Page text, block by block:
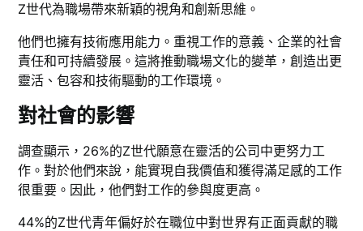
Z世代為職場帶來新穎的視角和創新思維。
他們也擁有技術應用能力。重視工作的意義、企業的社會
責任和可持續發展。這將推動職場文化的變革，創造出更
靈活、包容和技術驅動的工作環境。
對社會的影響
調查顯示，26%的Z世代願意在靈活的公司中更努力工
作。對於他們來說，能實現自我價值和獲得滿足感的工作
很重要。因此，他們對工作的參與度更高。
44%的Z世代青年偏好於在職位中對世界有正面貢獻的職